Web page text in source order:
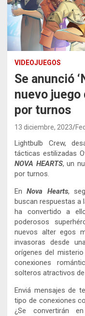
VIDEOJUEGOS
Se anunció
nuevo
por turnos
13 diciembre, 2023
Lightbulb Crew,
tácticas estilizadas
NOVA HEARTS, un
por turnos.
EnNova Hearts,
buscan respuestas
ha convertido a
poderosos
nuevos alter egos
invasoras desde
orígenes del
conexiones
solteros atractivos
Enviá mensajes de
tipo de conexiones
¿Se convertirán